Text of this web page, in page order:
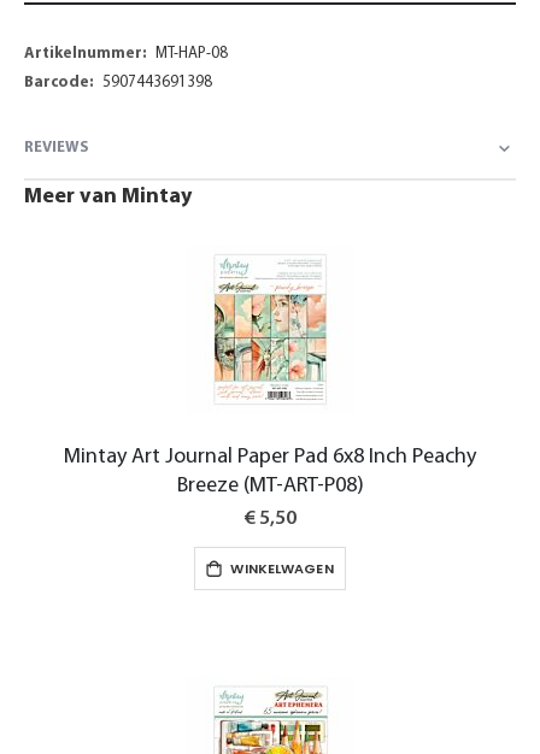
Meer
informatie
MT-HAP-08
5907443691398
REVIEWS
Meer van Mintay
Mintay Art Journal Paper Pad 6x8 Inch Peachy
Breeze (MT-ART-P08)
€ 5,50
WINKELWAGEN